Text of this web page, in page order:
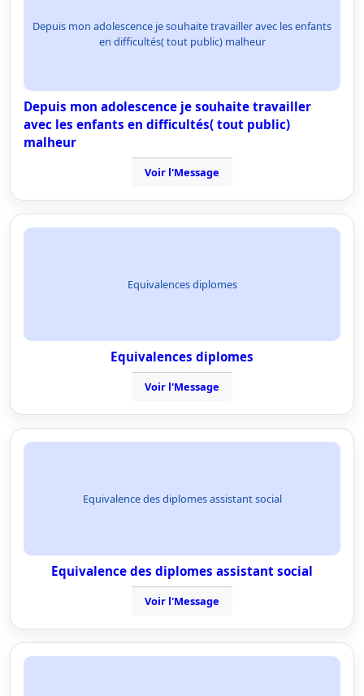
Depuis mon adolescence je souhaite travailler avec les enfants
en difficultés( tout public) malheur
Depuis mon adolescence je souhaite travailler
avec les enfants en difficultés( tout public)
malheur
Voir l'Message
Equivalences diplomes
Equivalences diplomes
Voir l'Message
Equivalence des diplomes assistant social
Equivalence des diplomes assistant social
Voir l'Message